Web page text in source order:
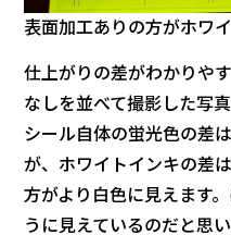
表面加工ありの方がホワ
仕上がりの差がわかりや
なしを並べて撮影した写
シール自体の蛍光色の差
が、ホワイトインキの差
方がより白色に見えます
うに見えているのだと思